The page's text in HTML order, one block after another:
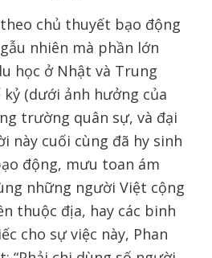
chủ thuyết bạo động
nhiên mà phần lớn
học ở Nhật và Trung
(dưới ảnh hưởng của
trường quân sự, và đại
này cuối cùng đã hy sinh
động, mưu toan ám
những người Việt cộng
thuộc địa, hay các binh
cho sự việc này, Phan